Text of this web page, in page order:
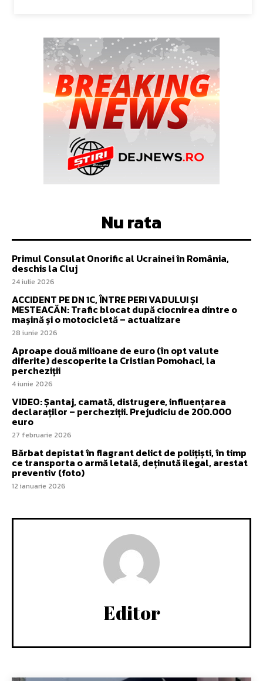
Nu rata
Primul Consulat Onorific al Ucrainei în România,
deschis la Cluj
24 iulie 2026
ACCIDENT PE DN 1C, ÎNTRE PERI VADULUI ȘI
MESTEACĂN: Trafic blocat după ciocnirea dintre o
mașină și o motocicletă – actualizare
28 iunie 2026
Aproape două milioane de euro (în opt valute
diferite) descoperite la Cristian Pomohaci, la
percheziții
4 iunie 2026
VIDEO: Șantaj, camată, distrugere, influențarea
declaraților – percheziții. Prejudiciu de 200.000
euro
27 februarie 2026
Bărbat depistat în flagrant delict de polițiști, în timp
ce transporta o armă letală, deținută ilegal, arestat
preventiv (foto)
12 ianuarie 2026
Editor